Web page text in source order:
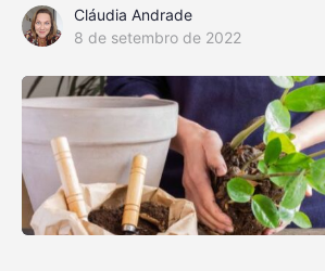
Cláudia Andrade
8 de setembro de 2022